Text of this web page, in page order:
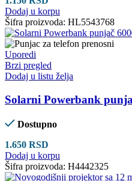
Dodaj u korpu
Šifra proizvoda: HL5543768
Uporedi
Brzi pregled
Dodaj u listu želja
Solarni Powerbank
Dostupno
1.650 RSD
Dodaj u korpu
Šifra proizvoda: H4442325